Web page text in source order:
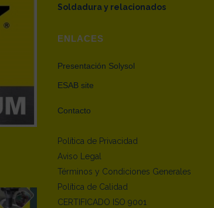
Soldadura y relacionados
ENLACES
Presentación Solysol
ESAB site
Contacto
Política de Privacidad
Aviso Legal
Términos y Condiciones Generales
Política de Calidad
CERTIFICADO ISO 9001